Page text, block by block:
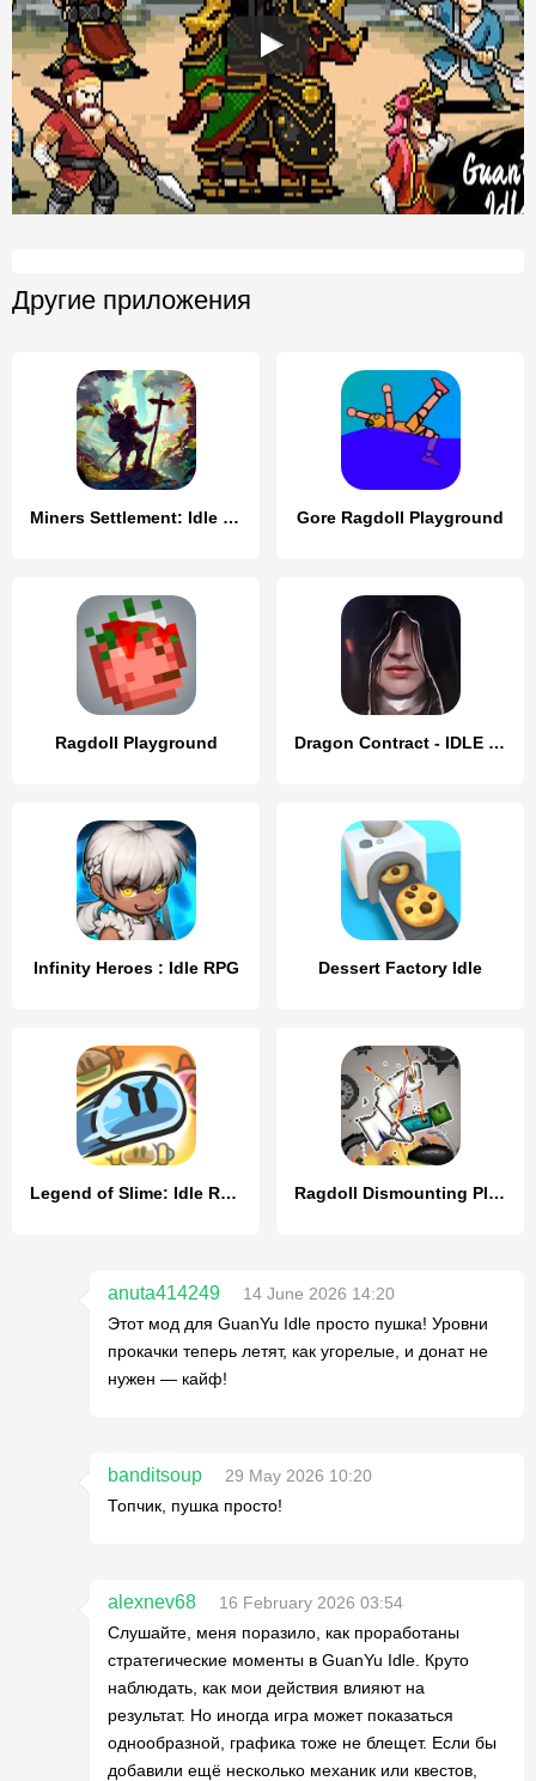
Другие приложения
Miners Settlement: Idle RPG Gore Ragdoll Playground
Ragdoll Playground Dragon Contract - IDLE MMORPG
Infinity Heroes : Idle RPG Dessert Factory Idle
Legend of Slime: Idle RPG War Ragdoll Dismounting Playground
anuta414249
14 June 2026 14:20
Этот мод для GuanYu Idle просто пушка! Уровни
прокачки теперь летят, как угорелые, и донат не
нужен — кайф!
banditsoup
29 May 2026 10:20
Топчик, пушка просто!
alexnev68
16 February 2026 03:54
Слушайте, меня поразило, как проработаны
стратегические моменты в GuanYu Idle. Круто
наблюдать, как мои действия влияют на
результат. Но иногда игра может показаться
однообразной, графика тоже не блещет. Если бы
добавили ещё несколько механик или квестов,